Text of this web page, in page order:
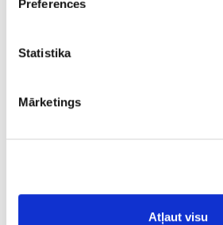
Preferences
Statistika
Mārketings
Atļaut visu
Pulēta misiņa dušu sienu